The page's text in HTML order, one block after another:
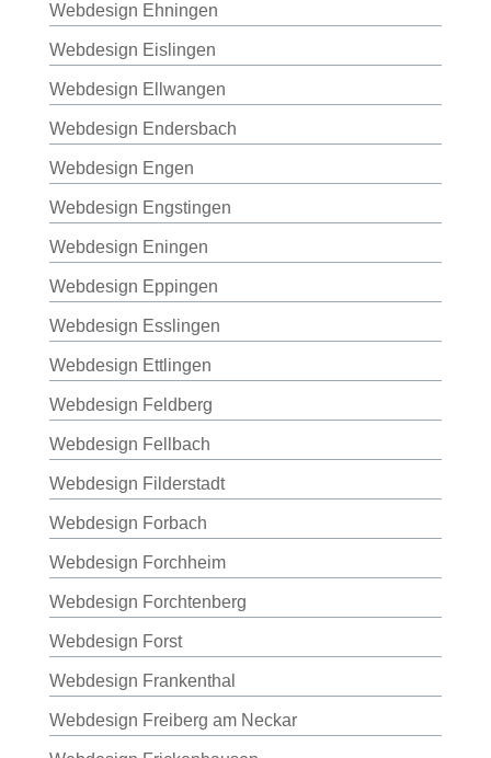
Webdesign Ehningen
Webdesign Eislingen
Webdesign Ellwangen
Webdesign Endersbach
Webdesign Engen
Webdesign Engstingen
Webdesign Eningen
Webdesign Eppingen
Webdesign Esslingen
Webdesign Ettlingen
Webdesign Feldberg
Webdesign Fellbach
Webdesign Filderstadt
Webdesign Forbach
Webdesign Forchheim
Webdesign Forchtenberg
Webdesign Forst
Webdesign Frankenthal
Webdesign Freiberg am Neckar